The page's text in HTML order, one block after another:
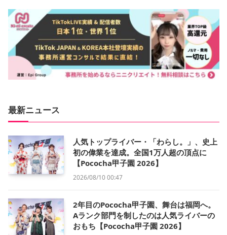
最新ニュース
人気トップライバー・「わらし。」、史上
初の偉業を達成。全国1万人超の頂点に
【Pococha甲子園 2026】
2026/08/10 00:47
2年目のPococha甲子園、舞台は福岡へ。
Aランク部門を制したのは人気ライバーの
おもち【Pococha甲子園 2026】